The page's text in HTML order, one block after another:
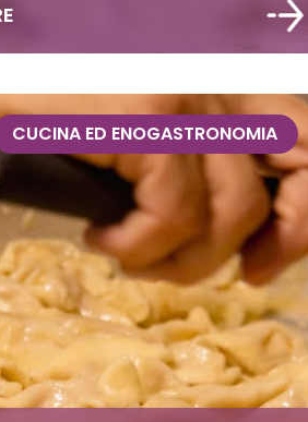
CUCINA ED ENOGASTRONOMIA